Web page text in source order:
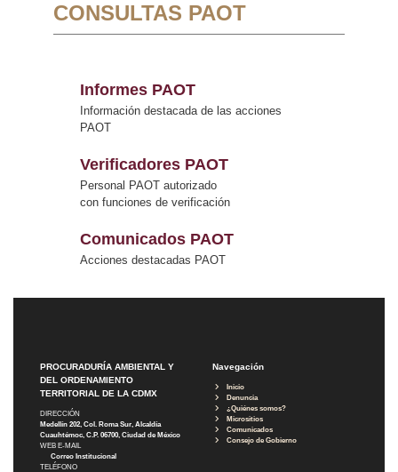
CONSULTAS PAOT
Informes PAOT
Información destacada de las acciones
PAOT
Verificadores PAOT
Personal PAOT autorizado
con funciones de verificación
Comunicados PAOT
Acciones destacadas PAOT
PROCURADURÍA AMBIENTAL Y
DEL ORDENAMIENTO
TERRITORIAL DE LA CDMX
DIRECCIÓN
Medellín 202, Col. Roma Sur, Alcaldía
Cuauhtémoc, C.P. 06700, Ciudad de México
WEB E-MAIL
Correo Institucional
TELÉFONO
Navegación
Inicio
Denuncia
¿Quiénes somos?
Micrositios
Comunicados
Consejo de Gobierno